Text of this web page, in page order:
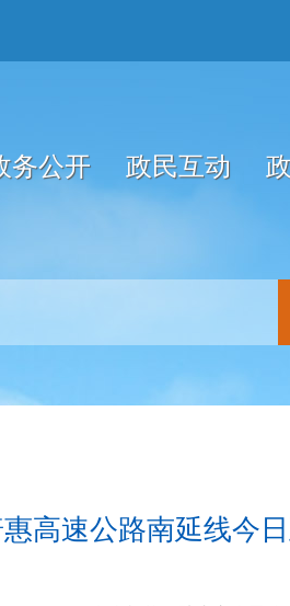
务公开 政民互动
高速公路南延线今